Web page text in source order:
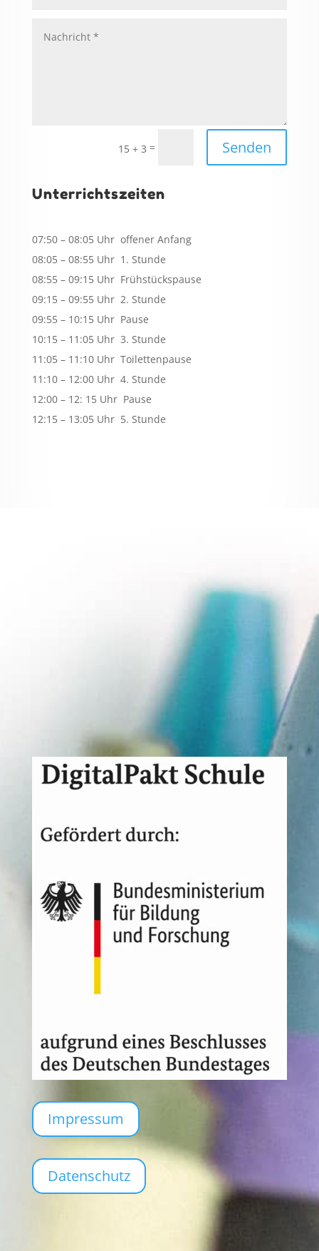
15 + 3 = Senden
Unterrichtszeiten
07:50 – 08:05 Uhr offener Anfang
08:05 – 08:55 Uhr 1. Stunde
08:55 – 09:15 Uhr Frühstückspause
09:15 – 09:55 Uhr 2. Stunde
09:55 – 10:15 Uhr Pause
10:15 – 11:05 Uhr 3. Stunde
11:05 – 11:10 Uhr Toilettenpause
11:10 – 12:00 Uhr 4. Stunde
12:00 – 12: 15 Uhr Pause
12:15 – 13:05 Uhr 5. Stunde
Impressum
Datenschutz